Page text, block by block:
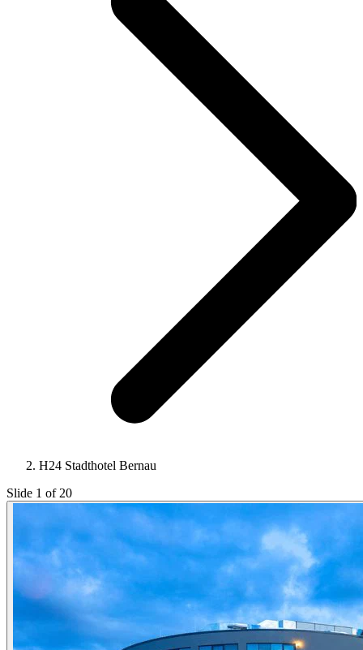
H24 Stadthotel Bernau
Slide 1 of 20